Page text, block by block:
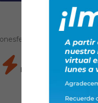
Perfil conferencista